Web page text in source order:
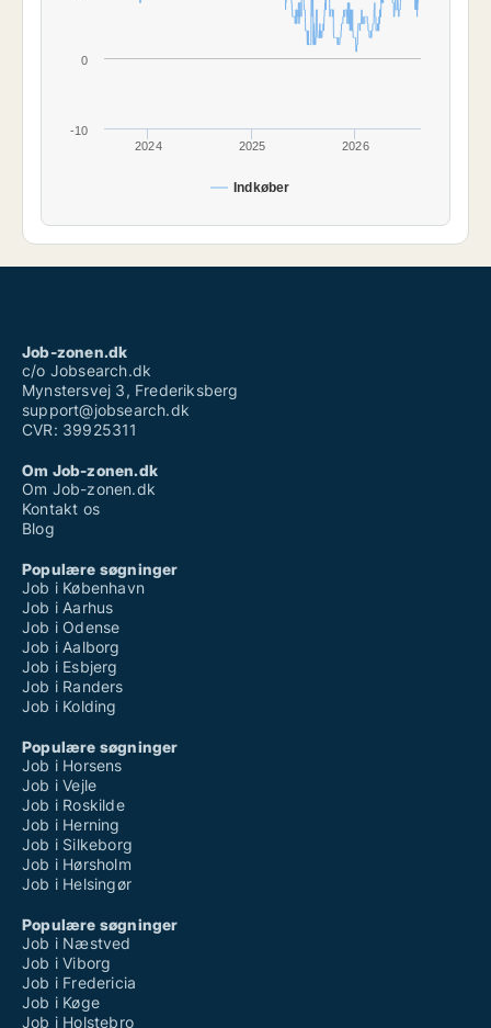
Indkøber
2024 2025 2026
0
-10
Job-zonen.dk
c/o Jobsearch.dk
Mynstersvej 3, Frederiksberg
support@jobsearch.dk
CVR: 39925311
Om Job-zonen.dk
Om Job-zonen.dk
Kontakt os
Blog
Populære søgninger
Job i København
Job i Aarhus
Job i Odense
Job i Aalborg
Job i Esbjerg
Job i Randers
Job i Kolding
Populære søgninger
Job i Horsens
Job i Vejle
Job i Roskilde
Job i Herning
Job i Silkeborg
Job i Hørsholm
Job i Helsingør
Populære søgninger
Job i Næstved
Job i Viborg
Job i Fredericia
Job i Køge
Job i Holstebro